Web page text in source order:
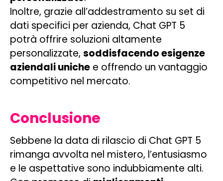
Inoltre, grazie all’addestramento su set di
dati specifici per azienda, Chat GPT 5
potrà offrire soluzioni altamente
personalizzate, soddisfacendo esigenze
aziendali uniche e offrendo un vantaggio
competitivo nel mercato.
Conclusione
Sebbene la data di rilascio di Chat GPT 5
rimanga avvolta nel mistero, l’entusiasmo
e le aspettative sono indubbiamente alti.